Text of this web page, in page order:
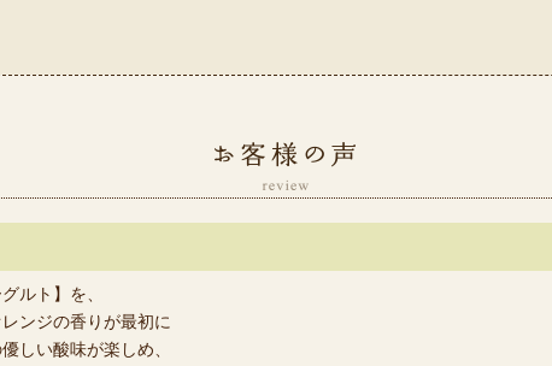
ルト】を、
ンジの香りが最初に
しい酸味が楽しめ、